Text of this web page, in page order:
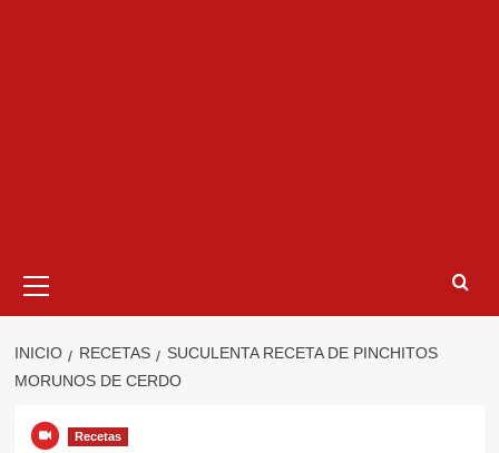
primario
INICIO RECETAS
SUCULENTA RECETA DE PINCHITOS
MORUNOS DE CERDO
Recetas